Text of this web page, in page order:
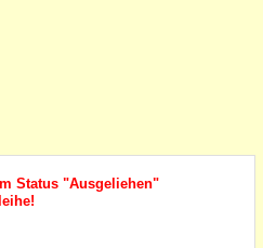
Status "Ausgeliehen"